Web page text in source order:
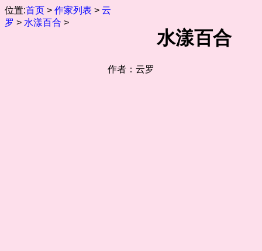
位置:首页 > 作家列表 > 云
罗 > 水漾百合 >
水漾百合
作者：云罗